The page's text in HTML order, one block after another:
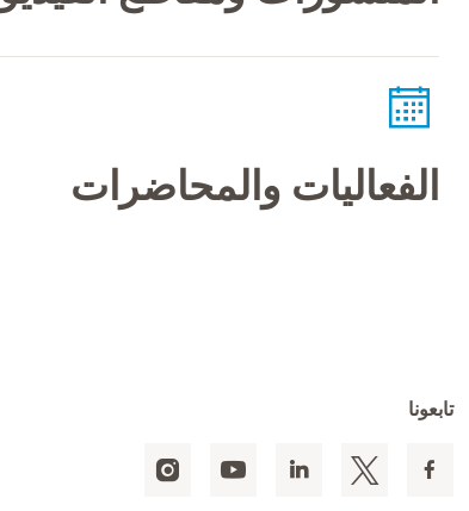
الفعاليات والمحاضرات
تابعونا